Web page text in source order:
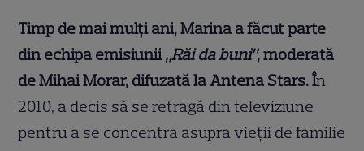
Timp de mai mulți ani, Marina a făcut parte
din echipa emisiunii„Răi da buni”, moderată
de Mihai Morar, difuzată la Antena Stars. În
2010, a decis să se retragă din televiziune
pentru a se concentra asupra vieții de familie